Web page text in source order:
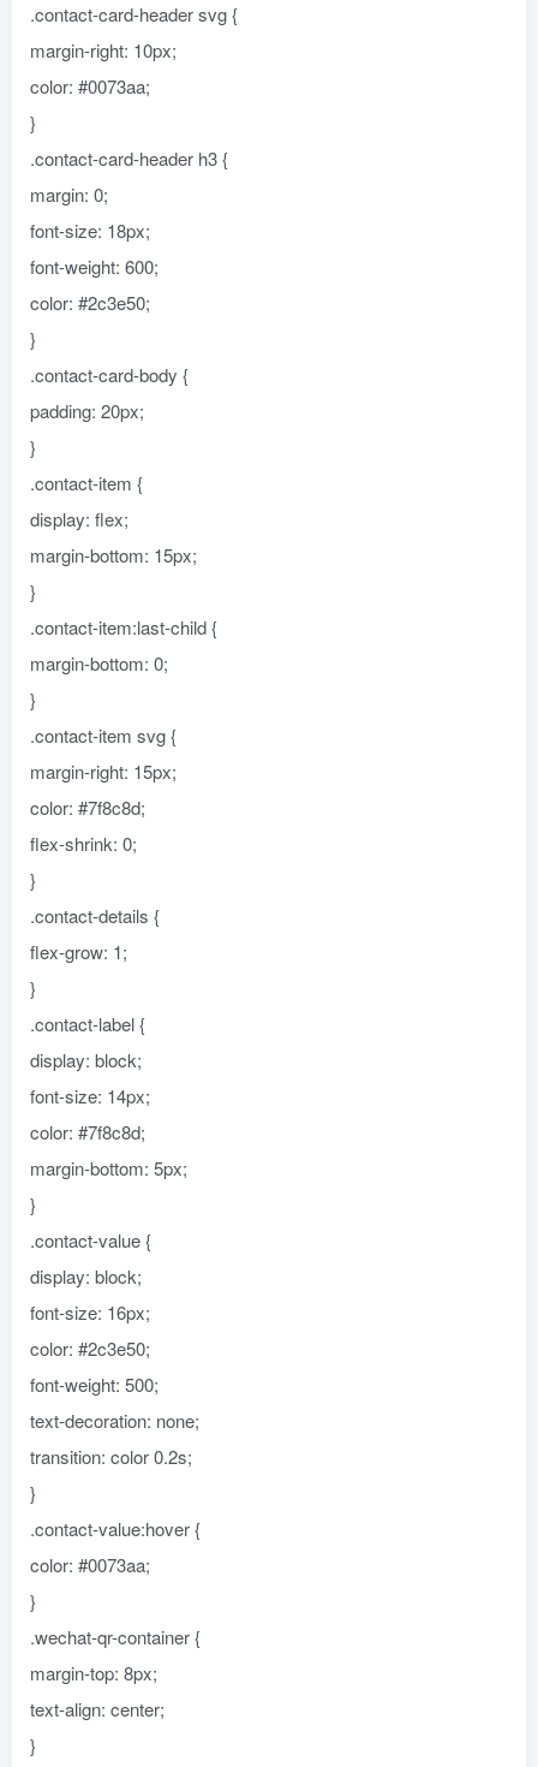
.contact-card-header svg {
margin-right: 10px;
color: #0073aa;
}
.contact-card-header h3 {
margin: 0;
font-size: 18px;
font-weight: 600;
color: #2c3e50;
}
.contact-card-body {
padding: 20px;
}
.contact-item {
display: flex;
margin-bottom: 15px;
}
.contact-item:last-child {
margin-bottom: 0;
}
.contact-item svg {
margin-right: 15px;
color: #7f8c8d;
flex-shrink: 0;
}
.contact-details {
flex-grow: 1;
}
.contact-label {
display: block;
font-size: 14px;
color: #7f8c8d;
margin-bottom: 5px;
}
.contact-value {
display: block;
font-size: 16px;
color: #2c3e50;
font-weight: 500;
text-decoration: none;
transition: color 0.2s;
}
.contact-value:hover {
color: #0073aa;
}
.wechat-qr-container {
margin-top: 8px;
text-align: center;
}